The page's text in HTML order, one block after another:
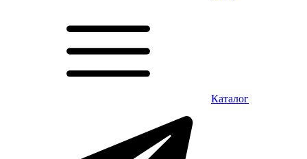
Каталог